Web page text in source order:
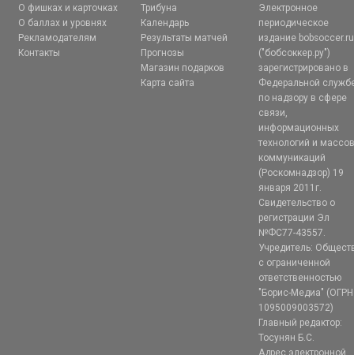
О фишках и карточках
О баллах и уровнях
Рекламодателям
Контакты
Трибуна
Календарь
Результаты матчей
Прогнозы
Магазин подарков
Карта сайта
Электронное
периодическое
издание bobsoccer.ru
("бобсоккер.ру")
зарегистрировано в
Федеральной
по надзору в сфере
связи,
информационных
технологий и
коммуникаций
(Роскомнадзор) 19
января 2011г.
Свидетельство о
регистрации Эл
№ФС77-43557.
Учредитель:
с ограниченной
ответственностью
"Борис-Медиа" (ОГРН
1095009003572)
Главный редактор:
Тосунян Б.С.